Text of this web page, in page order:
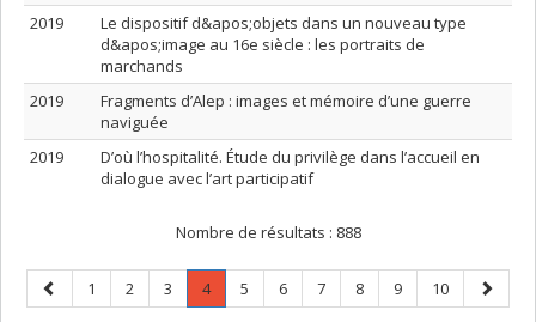
2019
Le dispositif d&apos;objets dans un nouveau type
d&apos;image au 16e siècle : les portraits de
marchands
2019
Fragments d’Alep : images et mémoire d’une guerre
naviguée
2019
D’où l’hospitalité. Étude du privilège dans l’accueil en
dialogue avec l’art participatif
Nombre de résultats : 888
Page
précédente
Page
1 Page
2 Page
3 Page
4.
Page
Page
5 Page
6 Page
7 Page
8 Page
9 Page
10
Page